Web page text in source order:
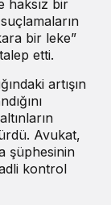
haksız bir
bir leke”
etti.
artışın
Avukat,
şüphesinin
kontrol